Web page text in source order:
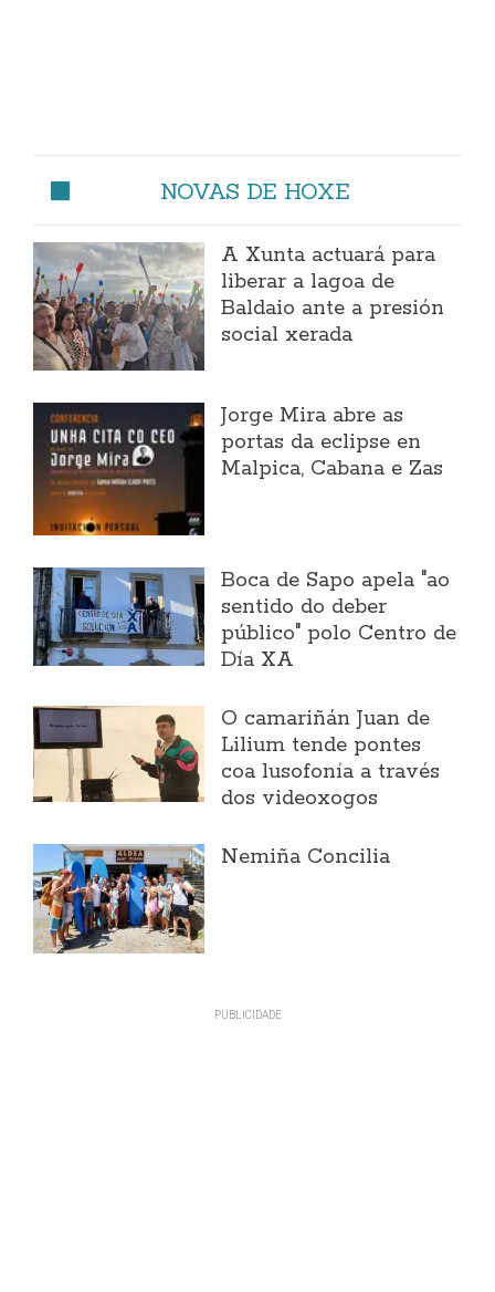
NOVAS DE HOXE
A Xunta actuará para
liberar a lagoa de
Baldaio ante a presión
social xerada
Jorge Mira abre as
portas da eclipse en
Malpica, Cabana e Zas
Boca de Sapo apela "ao
sentido do deber
público" polo Centro de
Día XA
O camariñán Juan de
Lilium tende pontes
coa lusofonía a través
dos videoxogos
Nemiña Concilia